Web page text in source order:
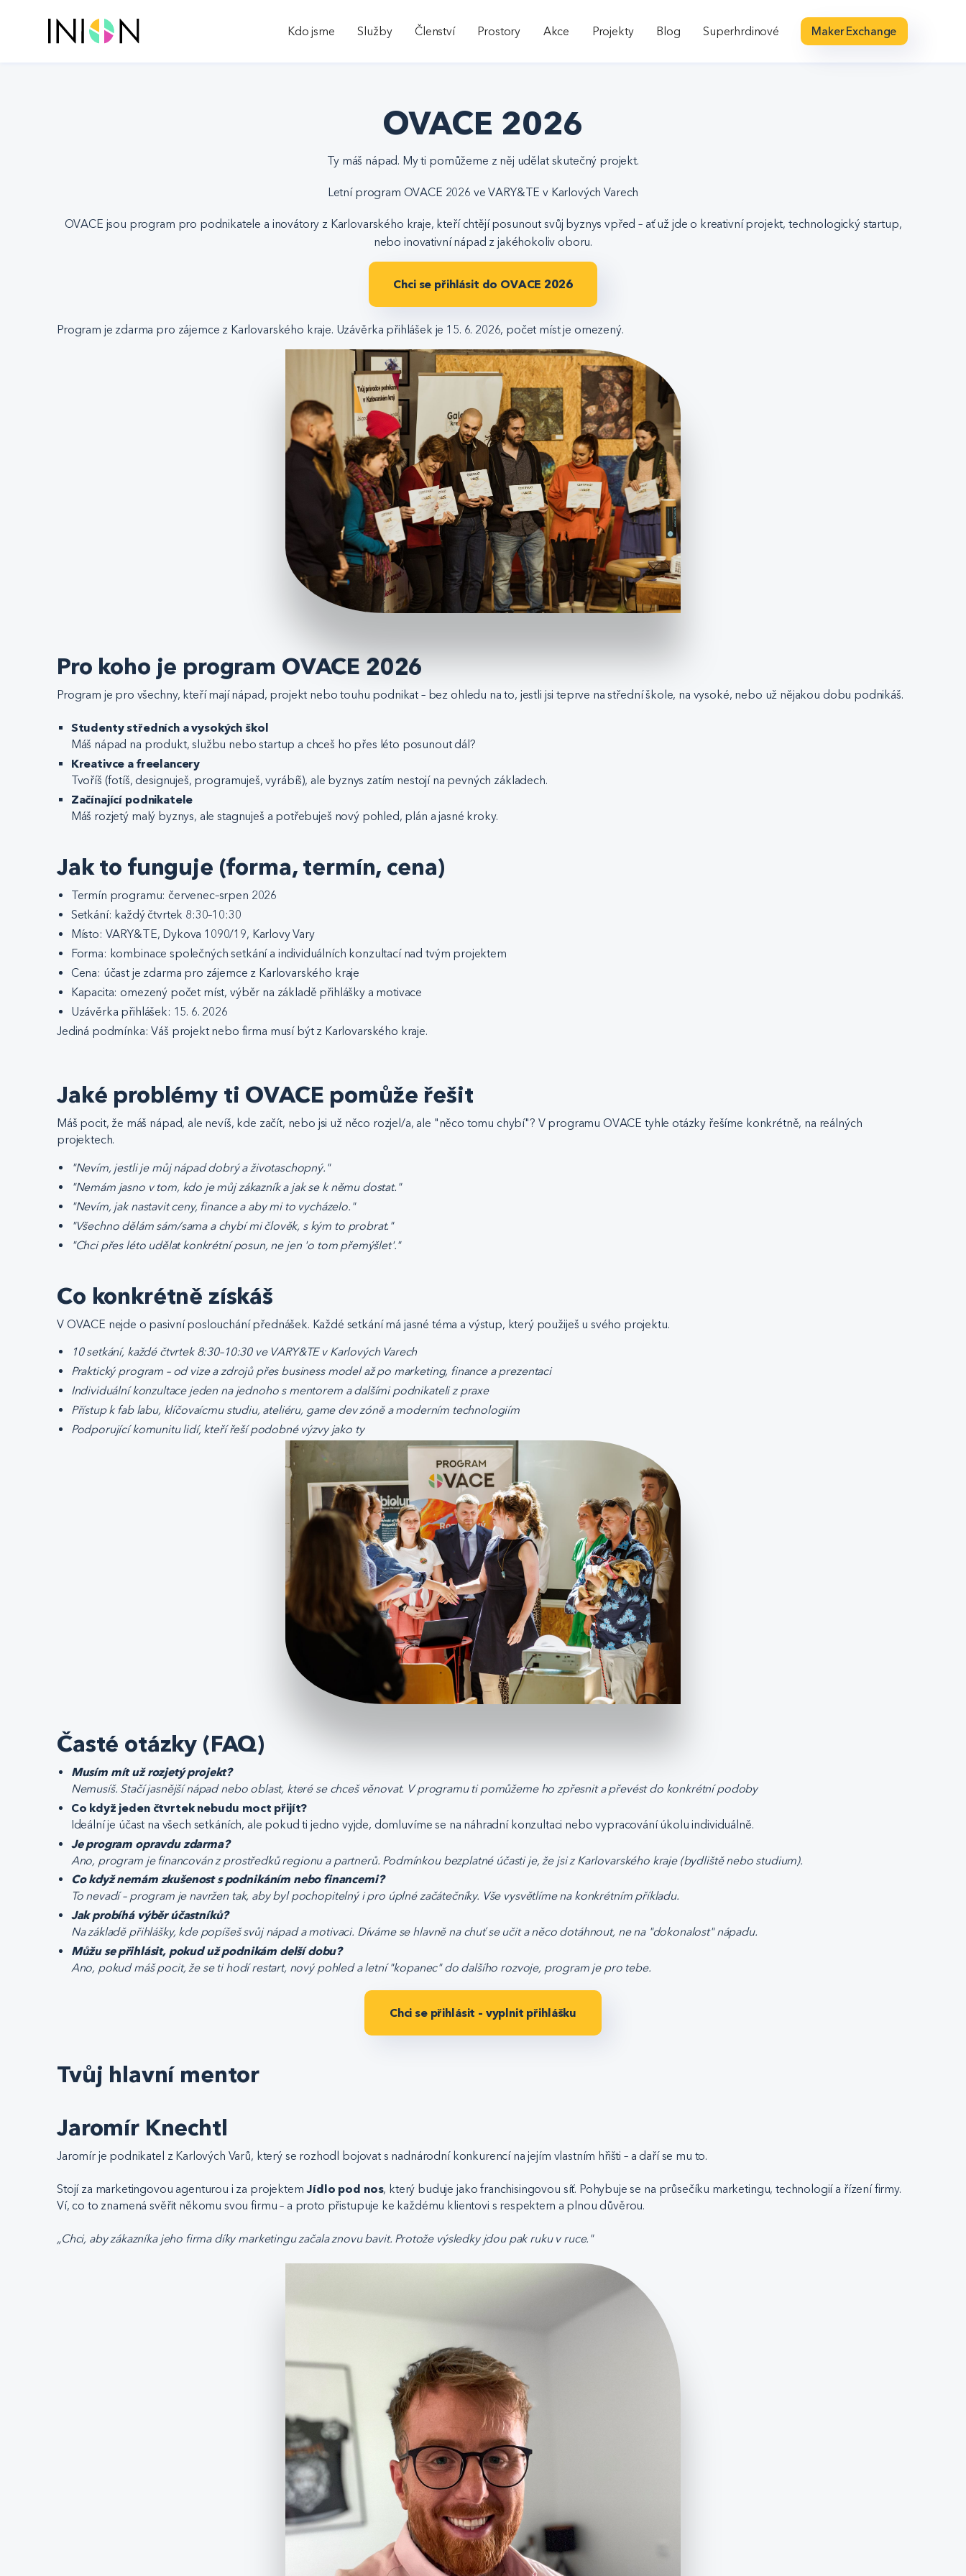
Kdo jsme Služby Členství Prostory Akce Projekty Blog Superhrdinové Maker Exchange
OVACE 2026
Ty máš nápad. My ti pomůžeme z něj udělat skutečný projekt.
Letní program OVACE 2026 ve VARY&TE v Karlových Varech
OVACE jsou program pro podnikatele a inovátory z Karlovarského kraje, kteří chtějí posunout svůj byznys vpřed – ať už jde o kreativní projekt, technologický startup,
nebo inovativní nápad z jakéhokoliv oboru.
Chci se přihlásit do OVACE 2026
Program je zdarma pro zájemce z Karlovarského kraje. Uzávěrka přihlášek je 15. 6. 2026, počet míst je omezený.
Pro koho je program OVACE 2026
Program je pro všechny, kteří mají nápad, projekt nebo touhu podnikat – bez ohledu na to, jestli jsi teprve na střední škole, na vysoké, nebo už nějakou dobu podnikáš.
Studenty středních a vysokých škol
Máš nápad na produkt, službu nebo startup a chceš ho přes léto posunout dál?
Kreativce a freelancery
Tvoříš (fotíš, designuješ, programuješ, vyrábíš), ale byznys zatím nestojí na pevných základech.
Začínající podnikatele
Máš rozjetý malý byznys, ale stagnuješ a potřebuješ nový pohled, plán a jasné kroky.
Jak to funguje (forma, termín, cena)
Termín programu: červenec–srpen 2026
Setkání: každý čtvrtek 8:30–10:30
Místo: VARY&TE, Dykova 1090/19, Karlovy Vary
Forma: kombinace společných setkání a individuálních konzultací nad tvým projektem
Cena: účast je zdarma pro zájemce z Karlovarského kraje
Kapacita: omezený počet míst, výběr na základě přihlášky a motivace
Uzávěrka přihlášek: 15. 6. 2026
Jediná podmínka: Váš projekt nebo firma musí být z Karlovarského kraje.
Jaké problémy ti OVACE pomůže řešit
Máš pocit, že máš nápad, ale nevíš, kde začít, nebo jsi už něco rozjel/a, ale "něco tomu chybí"? V programu OVACE tyhle otázky řešíme konkrétně, na reálných
projektech.
"Nevím, jestli je můj nápad dobrý a životaschopný."
"Nemám jasno v tom, kdo je můj zákazník a jak se k němu dostat."
"Nevím, jak nastavit ceny, finance a aby mi to vycházelo."
"Všechno dělám sám/sama a chybí mi člověk, s kým to probrat."
"Chci přes léto udělat konkrétní posun, ne jen 'o tom přemýšlet'."
Co konkrétně získáš
V OVACE nejde o pasivní poslouchání přednášek. Každé setkání má jasné téma a výstup, který použiješ u svého projektu.
10 setkání, každé čtvrtek 8:30–10:30 ve VARY&TE v Karlových Varech
Praktický program – od vize a zdrojů přes business model až po marketing, finance a prezentaci
Individuální konzultace jeden na jednoho s mentorem a dalšími podnikateli z praxe
Přístup k fab labu, klíčovaícmu studiu, ateliéru, game dev zóně a moderním technologiím
Podporující komunitu lidí, kteří řeší podobné výzvy jako ty
Časté otázky (FAQ)
Musím mít už rozjetý projekt?
Nemusíš. Stačí jasnější nápad nebo oblast, které se chceš věnovat. V programu ti pomůžeme ho zpřesnit a převést do konkrétní podoby
Co když jeden čtvrtek nebudu moct přijít?
Ideální je účast na všech setkáních, ale pokud ti jedno vyjde, domluvíme se na náhradní konzultaci nebo vypracování úkolu individuálně.
Je program opravdu zdarma?
Ano, program je financován z prostředků regionu a partnerů. Podmínkou bezplatné účasti je, že jsi z Karlovarského kraje (bydliště nebo studium).
Co když nemám zkušenost s podnikáním nebo financemi?
To nevadí – program je navržen tak, aby byl pochopitelný i pro úplné začátečníky. Vše vysvětlíme na konkrétním příkladu.
Jak probíhá výběr účastníků?
Na základě přihlášky, kde popíšeš svůj nápad a motivaci. Díváme se hlavně na chuť se učit a něco dotáhnout, ne na "dokonalost" nápadu.
Můžu se přihlásit, pokud už podnikám delší dobu?
Ano, pokud máš pocit, že se ti hodí restart, nový pohled a letní "kopanec" do dalšího rozvoje, program je pro tebe.
Chci se přihlásit – vyplnit přihlášku
Tvůj hlavní mentor
Jaromír Knechtl
Jaromír je podnikatel z Karlových Varů, který se rozhodl bojovat s nadnárodní konkurencí na jejím vlastním hřišti – a daří se mu to.
Stojí za marketingovou agenturou i za projektemJídlo pod nos, který buduje jako franchisingovou síť. Pohybuje se na průsečíku marketingu, technologií a řízení firmy.
Ví, co to znamená svěřit někomu svou firmu – a proto přistupuje ke každému klientovi s respektem a plnou důvěrou.
„Chci, aby zákazníka jeho firma díky marketingu začala znovu bavit. Protože výsledky jdou pak ruku v ruce."